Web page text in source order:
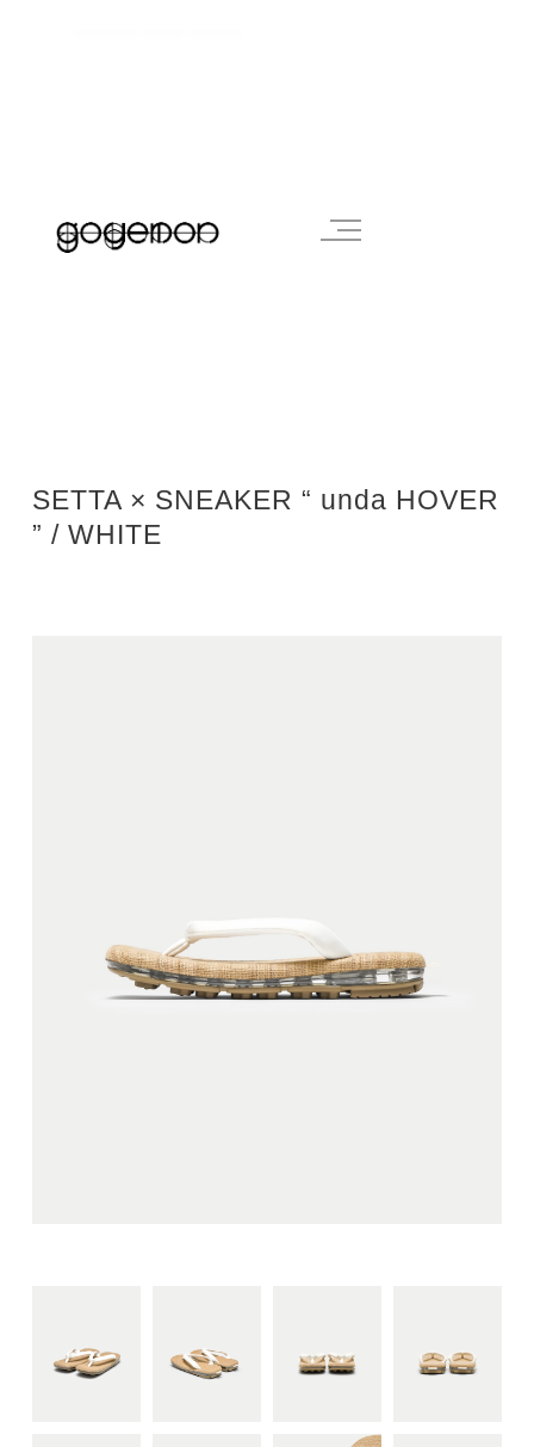
SETTA × SNEAKER “ unda HOVER
” / WHITE